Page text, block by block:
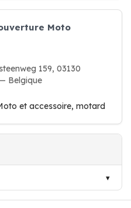
Moto
159, 03130
Belgique
et accessoire, motard